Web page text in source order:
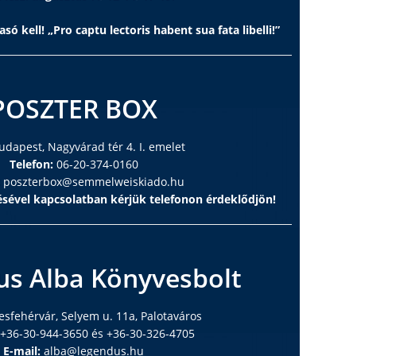
kell! „Pro captu lectoris habent sua fata libelli!”
BOX
Nagyvárad tér 4. I. emelet
Telefon:06-20-374-0160
poszterbox@semmelweiskiado.hu
kapcsolatban kérjük telefonon érdeklődjön!
Alba Könyvesbolt
Selyem u. 11a, Palotaváros
30-944-3650 és +36-30-326-4705
E-mail: alba@legendus.hu